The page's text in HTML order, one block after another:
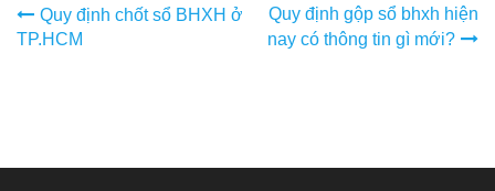
Điều
hướng
Quy định chốt sổ BHXH ở
TP.HCM
Quy định gộp sổ bhxh hiện
nay có thông tin gì mới?